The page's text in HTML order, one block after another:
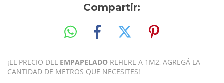
Compartir:
¡EL PRECIO DEL EMPAPELADO REFIERE A 1M2, AGREGÁ LA
CANTIDAD DE METROS QUE NECESITES!